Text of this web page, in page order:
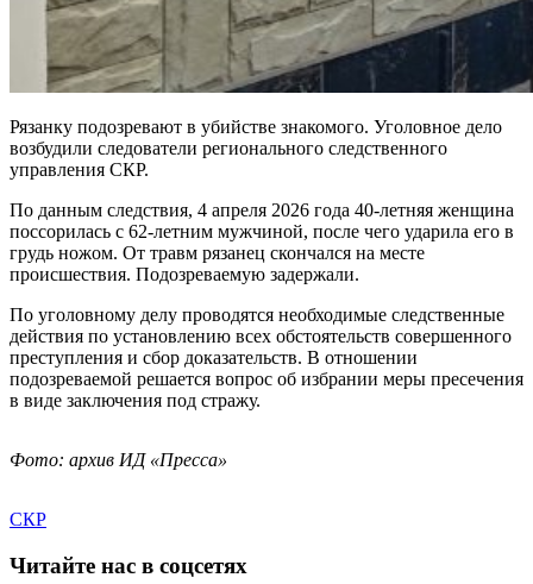
Рязанку подозревают в убийстве знакомого. Уголовное дело
возбудили следователи регионального следственного
управления СКР.
По данным следствия, 4 апреля 2026 года 40-летняя женщина
поссорилась с 62-летним мужчиной, после чего ударила его в
грудь ножом. От травм рязанец скончался на месте
происшествия. Подозреваемую задержали.
По уголовному делу проводятся необходимые следственные
действия по установлению всех обстоятельств совершенного
преступления и сбор доказательств. В отношении
подозреваемой решается вопрос об избрании меры пресечения
в виде заключения под стражу.
Фото: архив ИД «Пресса»
СКР
Читайте нас в соцсетях